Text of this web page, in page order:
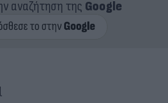
αναζήτηση της Google